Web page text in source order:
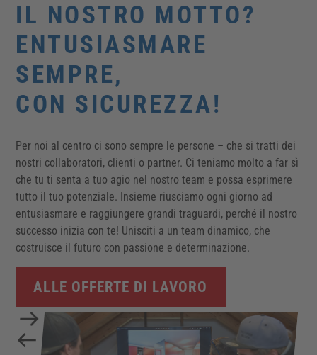
IL NOSTRO MOTTO?
ENTUSIASMARE
SEMPRE,
CON SICUREZZA!
Per noi al centro ci sono sempre le persone – che si tratti dei
nostri collaboratori, clienti o partner. Ci teniamo molto a far sì
che tu ti senta a tuo agio nel nostro team e possa esprimere
tutto il tuo potenziale. Insieme riusciamo ogni giorno ad
entusiasmare e raggiungere grandi traguardi, perché il nostro
successo inizia con te! Unisciti a un team dinamico, che
costruisce il futuro con passione e determinazione.
ALLE OFFERTE DI LAVORO